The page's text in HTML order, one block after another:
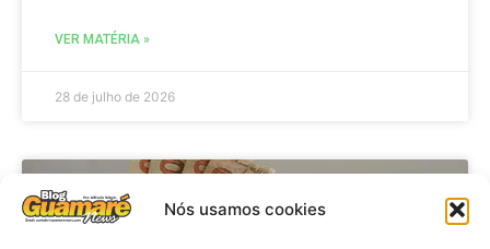
Nós usamos cookies
VER MATÉRIA »
28 de julho de 2026